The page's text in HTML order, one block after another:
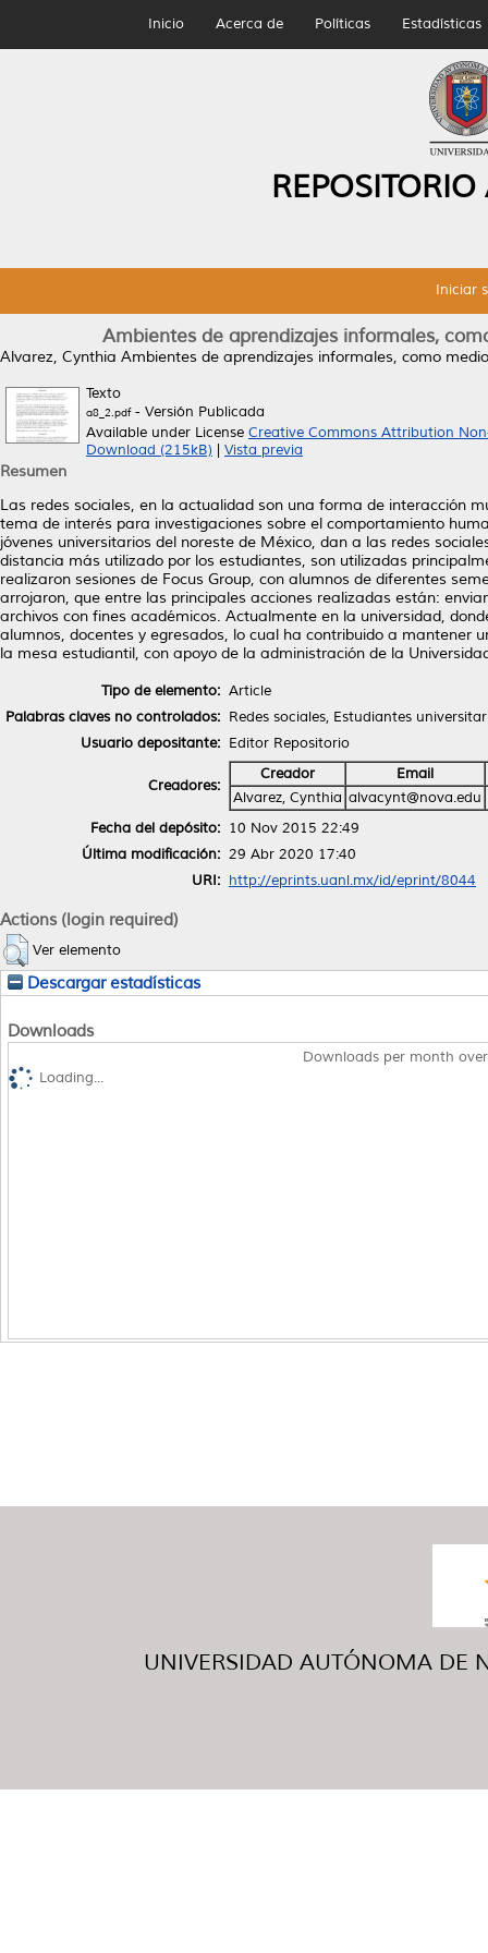
Inicio Acerca de Políticas Estadísticas
Iniciar
Ambientes de aprendizajes informales,
Alvarez, Cynthia Ambientes de aprendizajes informales, como
Texto
a8_2.pdf- Versión Publicada
Available under License Creative Commons Attribution
Download (215kB)
Vista previa
Resumen
Las redes sociales, en la actualidad son una forma de interacción
tema de interés para investigaciones sobre el comportamiento
jóvenes universitarios del noreste de México, dan a las redes
distancia más utilizado por los estudiantes, son utilizadas
realizaron sesiones de Focus Group, con alumnos de diferentes
arrojaron, que entre las principales acciones realizadas están:
archivos con fines académicos. Actualmente en la universidad,
alumnos, docentes y egresados, lo cual ha contribuido a
la mesa estudiantil, con apoyo de la administración de la
Tipo de elemento: Article
Palabras claves no controlados: Redes sociales, Estudiantes
Usuario depositante: Editor Repositorio
Creadores:
Creador
Email
Alvarez, Cynthia alvacynt@nova.edu
Fecha del depósito: 10 Nov 2015 22:49
Última modificación: 29 Abr 2020 17:40
URI: http://eprints.uanl.mx/id/eprint/8044
Actions (login required)
Ver elemento
Descargar estadísticas
Downloads
Downloads per month
Loading...
UNIVERSIDAD AUTÓNOMA DE